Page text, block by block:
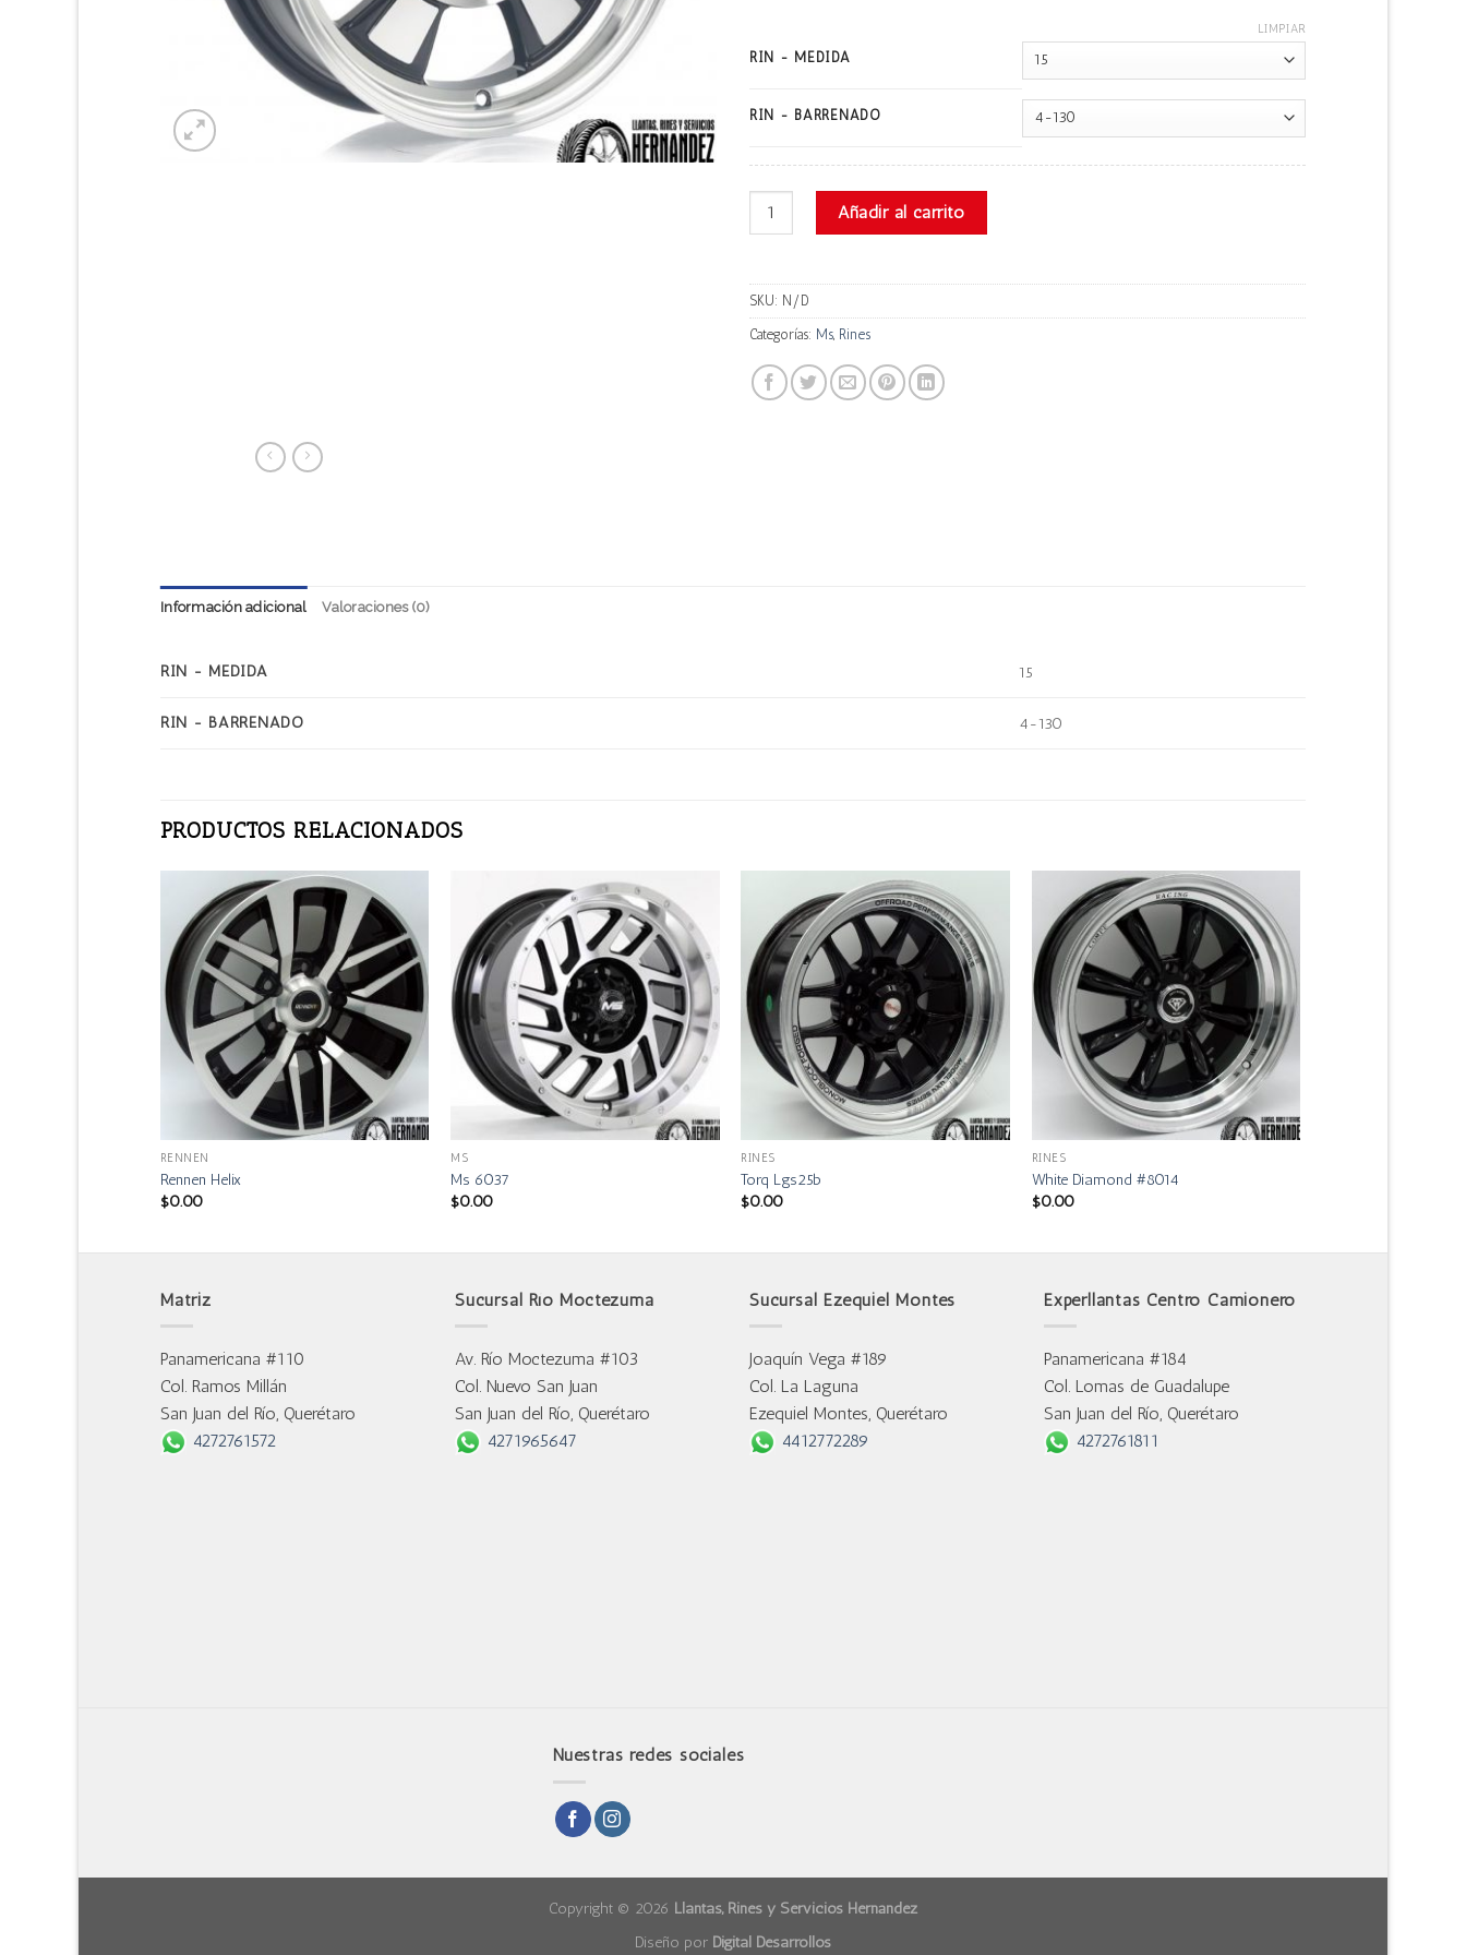
RIN - MEDIDA
RIN - BARRENADO
LIMPIAR
Ms 867 cantidadAñadir al carrito
SKU: N/D
Categorías: Ms, Rines
Información adicional Valoraciones (0)
RIN - MEDIDA 15
RIN - BARRENADO 4-130
PRODUCTOS RELACIONADOS
RENNEN
Rennen Helix
$0.00
MS
Ms 6037
$0.00
RINES
Torq Lgs25b
$0.00
RINES
White Diamond #8014
$0.00
Matriz
Panamericana #110
Col. Ramos Millán
San Juan del Río, Querétaro
4272761572
Sucursal Río Moctezuma
Av. Río Moctezuma #103
Col. Nuevo San Juan
San Juan del Río, Querétaro
4271965647
Sucursal Ezequiel Montes
Joaquín Vega #189
Col. La Laguna
Ezequiel Montes, Querétaro
4412772289
Experllantas Centro Camionero
Panamericana #184
Col. Lomas de Guadalupe
San Juan del Río, Querétaro
4272761811
Nuestras redes sociales
Copyright © 2026 Llantas, Rines y Servicios Hernández
Diseño por Digital Desarrollos